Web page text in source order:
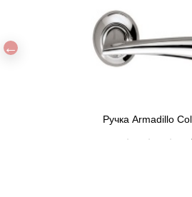
Ручка Armadillo Columba